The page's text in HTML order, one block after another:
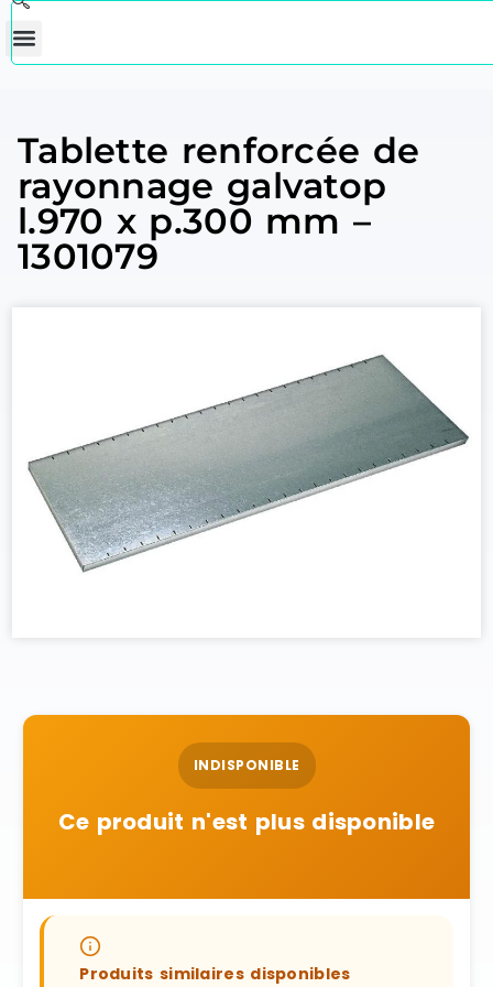
Tablette renforcée de
rayonnage galvatop
l.970 x p.300 mm –
1301079
INDISPONIBLE
Ce produit n'est plus disponible
Produits similaires disponibles